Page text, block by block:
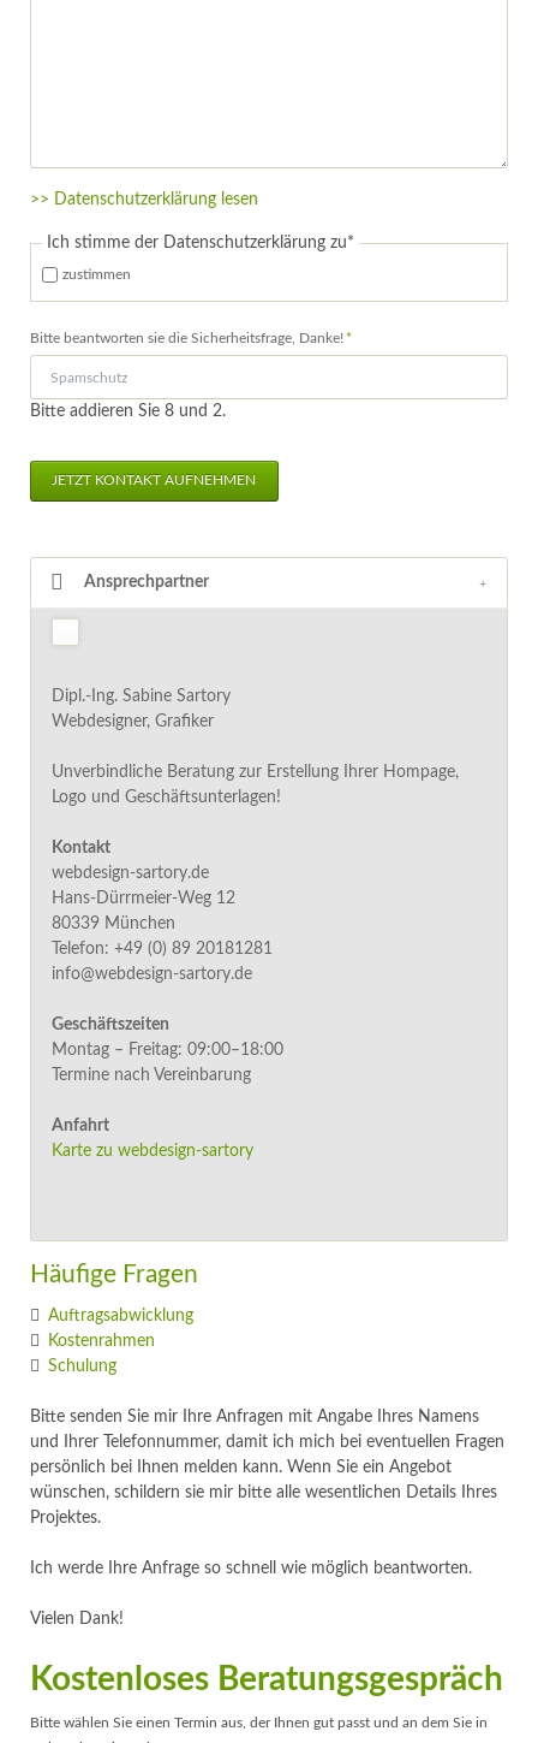
>> Datenschutzerklärung lesen
Pflichtfeld
Ich stimme der Datenschutzerklärung zu*
zustimmen
Pflichtfeld
Bitte beantworten sie die Sicherheitsfrage, Danke! *
Bitte addieren Sie 8 und 2.
JETZT KONTAKT AUFNEHMEN
Ansprechpartner
Dipl.-Ing. Sabine Sartory
Webdesigner, Grafiker
Unverbindliche Beratung zur Erstellung Ihrer Hompage,
Logo und Geschäftsunterlagen!
Kontakt
webdesign-sartory.de
Hans-Dürrmeier-Weg 12
80339 München
Telefon: +49 (0) 89 20181281
info@webdesign-sartory.de
Geschäftszeiten
Montag – Freitag: 09:00–18:00
Termine nach Vereinbarung
Anfahrt
Karte zu webdesign-sartory
Häufige Fragen
Auftragsabwicklung
Kostenrahmen
Schulung
Bitte senden Sie mir Ihre Anfragen mit Angabe Ihres Namens
und Ihrer Telefonnummer, damit ich mich bei eventuellen Fragen
persönlich bei Ihnen melden kann. Wenn Sie ein Angebot
wünschen, schildern sie mir bitte alle wesentlichen Details Ihres
Projektes.
Ich werde Ihre Anfrage so schnell wie möglich beantworten.
Vielen Dank!
Kostenloses Beratungsgespräch
Bitte wählen Sie einen Termin aus, der Ihnen gut passt und an dem Sie in